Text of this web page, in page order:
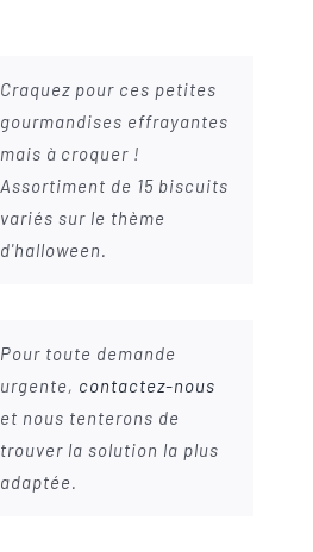
Craquez pour ces petites
gourmandises effrayantes
mais à croquer !
Assortiment de 15 biscuits
variés sur le thème
d'halloween.
Pour toute demande
urgente, contactez-nous
et nous tenterons de
trouver la solution la plus
adaptée.